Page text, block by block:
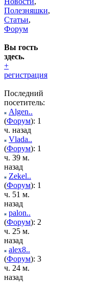
Полезняшки,
Статьи,
Форум
Вы гость
здесь.
+
регистрация
Последний
посетитель:
Algen..
(Форум): 1
ч. назад
Vlada..
(Форум): 1
ч. 39 м.
назад
Zekel..
(Форум): 1
ч. 51 м.
назад
palon..
(Форум): 2
ч. 25 м.
назад
alex8..
(Форум): 3
ч. 24 м.
назад